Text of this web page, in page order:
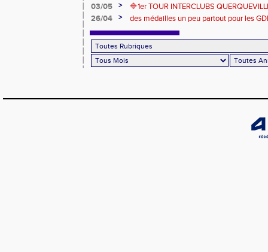
03/05
>
🔷️1er TOUR INTERCLUBS
26/04
>
des médailles un peu partout pour les